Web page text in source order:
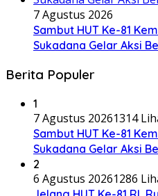
7 Agustus 2026
Sambut HUT Ke-81
Sukadana Gelar Aksi
Berita Populer
1
7 Agustus 20261314
Sambut HUT Ke-81
Sukadana Gelar Aksi
2
6 Agustus 20261286